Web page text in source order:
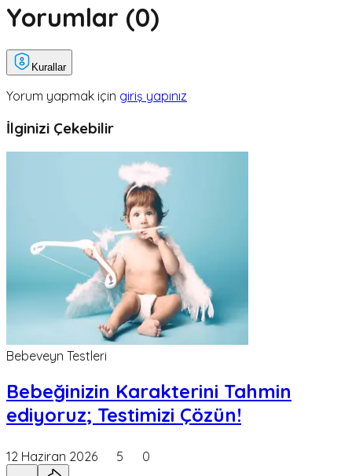
Yorumlar (0)
Kurallar
Yorum yapmak için giriş yapınız
İlginizi Çekebilir
Bebeveyn Testleri
Bebeğinizin Karakterini Tahmin
ediyoruz; Testimizi Çözün!
12 Haziran 2026 5 0